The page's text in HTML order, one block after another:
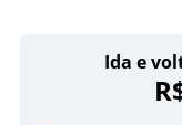
Ida e